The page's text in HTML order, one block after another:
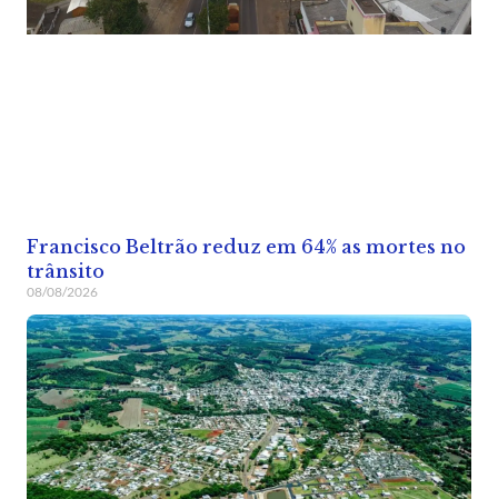
Francisco Beltrão reduz em 64% as mortes no
trânsito
08/08/2026